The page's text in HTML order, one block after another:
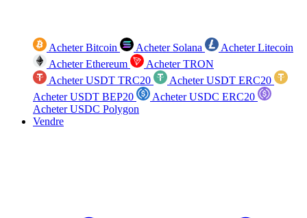
Acheter Bitcoin Acheter Solana
Acheter Litecoin
Acheter Ethereum
Acheter TRON
Acheter USDT TRC20
Acheter USDT ERC20
Acheter USDT BEP20
Acheter USDC ERC20
Acheter USDC Polygon
Vendre